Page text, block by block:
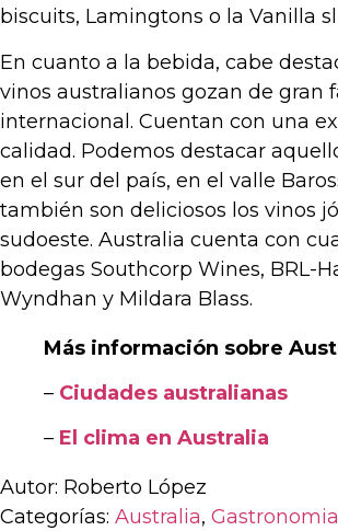
biscuits, Lamingtons o la Vanilla
En cuanto a la bebida, cabe
vinos australianos gozan de gran
internacional. Cuentan con una
calidad. Podemos destacar
en el sur del país, en el valle
también son deliciosos los vinos
sudoeste. Australia cuenta con
bodegas Southcorp Wines, BRL-
Wyndhan y Mildara Blass.
Más información sobre
– Ciudades australianas
– El clima en Australia
Autor: Roberto López
Categorías: Australia, Gastronomia